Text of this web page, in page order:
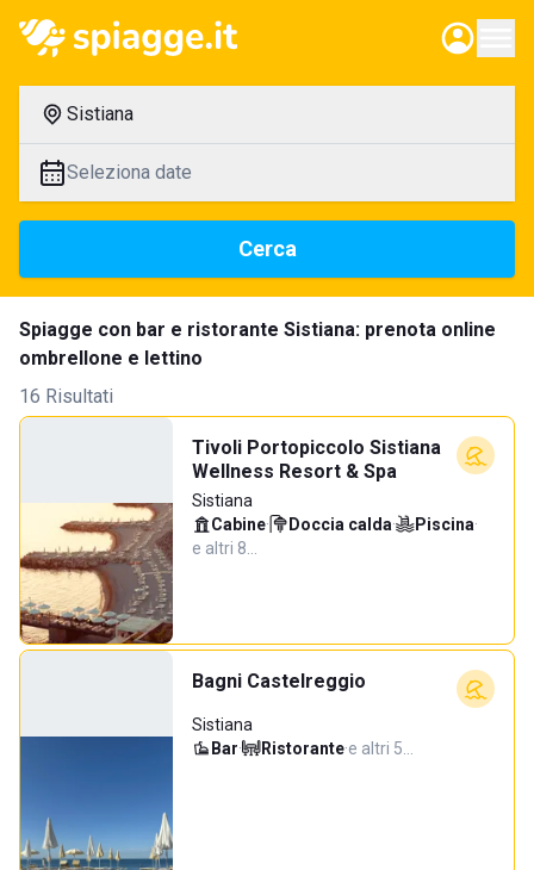
Sistiana
Seleziona date
Cerca
Spiagge con bar e ristorante Sistiana: prenota online
ombrellone e lettino
16 Risultati
Tivoli Portopiccolo Sistiana
Wellness Resort & Spa
Sistiana
Cabine· Doccia calda· Piscina·
e altri 8…
Bagni Castelreggio
Sistiana
Bar· Ristorante·e altri 5…